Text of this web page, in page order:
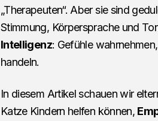
„Therapeuten“. Aber sie sind
Stimmung, Körpersprache und
Intelligenz: Gefühle
handeln.
In diesem Artikel schauen wir
Katze Kindern helfen können,